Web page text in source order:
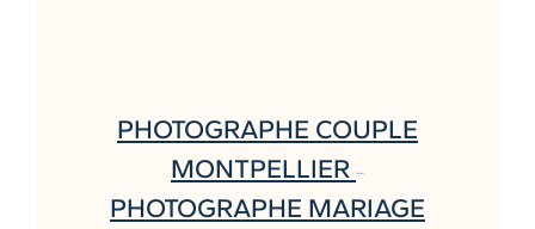
PHOTOGRAPHE COUPLE
MONTPELLIER –
PHOTOGRAPHE MARIAGE